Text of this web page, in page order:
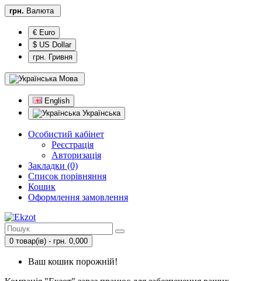
грн. Валюта
€ Euro
$ US Dollar
грн. Гривня
Мова
English
Українська
Особистий кабінет
Реєстрація
Авторизація
Закладки (0)
Список порівняння
Кошик
Оформлення замовлення
0 товар(ів) - грн. 0,000
Ваш кошик порожній!